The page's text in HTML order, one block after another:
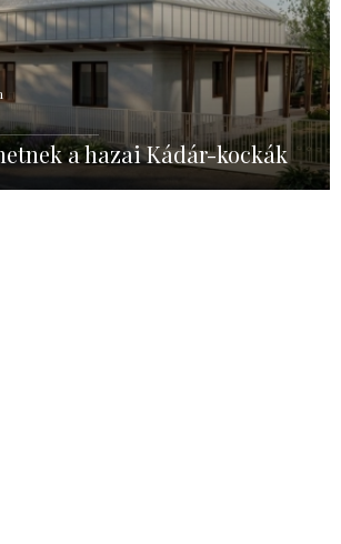
a hazai Kádár-kockák